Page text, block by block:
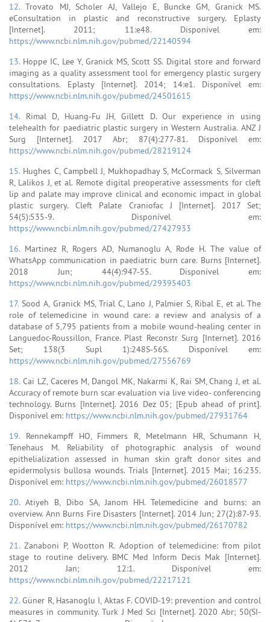
12.Trovato MJ, Scholer AJ, Vallejo E, Buncke GM, Granick MS.
eConsultation in plastic and reconstructive surgery. Eplasty
[Internet]. 2011; 11:e48. Disponível em:
https://www.ncbi.nlm.nih.gov/pubmed/22140594
13. Hoppe IC, Lee Y, Granick MS, Scott SS. Digital store and forward
imaging as a quality assessment tool for emergency plastic surgery
consultations. Eplasty [Internet]. 2014; 14:e1. Disponível em:
https://www.ncbi.nlm.nih.gov/pubmed/24501615
14. Rimal D, Huang-Fu JH, Gillett D. Our experience in using
telehealth for paediatric plastic surgery in Western Australia. ANZ J
Surg [Internet]. 2017 Abr; 87(4):277-81. Disponível em:
https://www.ncbi.nlm.nih.gov/pubmed/28219124
15. Hughes C, Campbell J, Mukhopadhay S, McCormack S, Silverman
R, Lalikos J, et al. Remote digital preoperative assessments for cleft
lip and palate may improve clinical and economic impact in global
plastic surgery. Cleft Palate Craniofac J [Internet]. 2017 Set;
54(5):535-9. Disponível em:
https://www.ncbi.nlm.nih.gov/pubmed/27427933
16. Martinez R, Rogers AD, Numanoglu A, Rode H. The value of
WhatsApp communication in paediatric burn care. Burns [Internet].
2018 Jun; 44(4):947-55. Disponível em:
https://www.ncbi.nlm.nih.gov/pubmed/29395403
17.Sood A, Granick MS, Trial C, Lano J, Palmier S, Ribal E, et al. The
role of telemedicine in wound care: a review and analysis of a
database of 5,795 patients from a mobile wound-healing center in
Languedoc-Roussillon, France. Plast Reconstr Surg [Internet]. 2016
Set; 138(3 Supl 1):248S-56S. Disponível em:
https://www.ncbi.nlm.nih.gov/pubmed/27556769
18. Cai LZ, Caceres M, Dangol MK, Nakarmi K, Rai SM, Chang J, et al.
Accuracy of remote burn scar evaluation via live video- conferencing
technology. Burns [Internet]. 2016 Dez 05; [Epub ahead of print].
Disponível em: https://www.ncbi.nlm.nih.gov/pubmed/27931764
19. Rennekampff HO, Fimmers R, Metelmann HR, Schumann H,
Tenehaus M. Reliability of photographic analysis of wound
epithelialization assessed in human skin graft donor sites and
epidermolysis bullosa wounds. Trials [Internet]. 2015 Mai; 16:235.
Disponível em: https://www.ncbi.nlm.nih.gov/pubmed/26018577
20.Atiyeh B, Dibo SA, Janom HH. Telemedicine and burns: an
overview. Ann Burns Fire Disasters [Internet]. 2014 Jun; 27(2):87-93.
Disponível em: https://www.ncbi.nlm.nih.gov/pubmed/26170782
21.Zanaboni P, Wootton R. Adoption of telemedicine: from pilot
stage to routine delivery. BMC Med Inform Decis Mak [Internet].
2012 Jan; 12:1. Disponível em:
https://www.ncbi.nlm.nih.gov/pubmed/22217121
22.Güner R, Hasanoglu I, Aktas F. COVID-19: prevention and control
measures in community. Turk J Med Sci [Internet]. 2020 Abr; 50(SI-